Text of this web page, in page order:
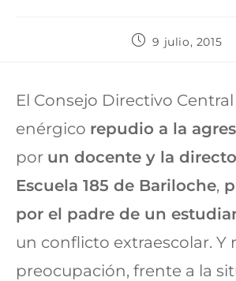
9 julio, 2015
El Consejo Directivo
enérgico repudio a la
por un docente y la
Escuela 185 de Bariloche,
por el padre de un
un conflicto extraescolar. Y
preocupación, frente a la